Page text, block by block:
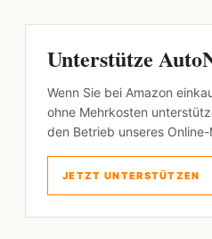
Unterstütze
Wenn Sie bei Amazon
ohne Mehrkosten
den Betrieb unseres
JETZT UNTERSTÜTZEN